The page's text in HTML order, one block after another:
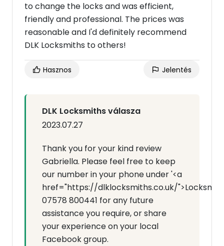
to change the locks and was efficient,
friendly and professional. The prices was
reasonable and I'd definitely recommend
DLK Locksmiths to others!
Hasznos Jelentés
DLK Locksmiths válasza
2023.07.27
Thank you for your kind review
Gabriella. Please feel free to keep
our number in your phone under '<a
href="https://dlklocksmiths.co.uk/
07578 800441 for any future
assistance you require, or share
your experience on your local
Facebook group.